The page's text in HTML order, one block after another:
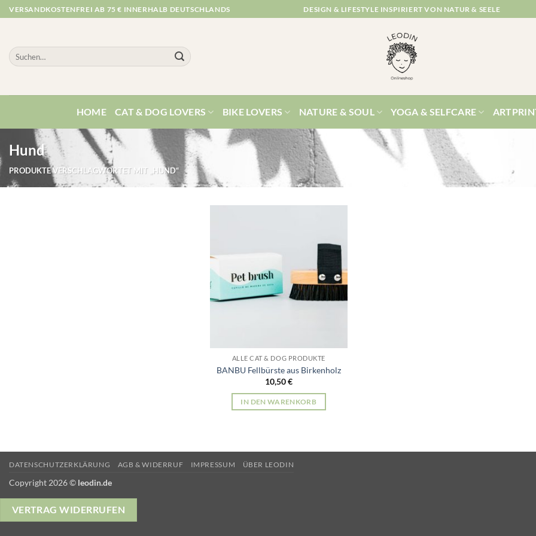
Zum
Inhalt
VERSANDKOSTENFREI AB 75 € INNERHALB DEUTSCHLANDS DESIGN & LIFESTYLE INSPIRIERT VON NATUR & SEELE
Suchen
nach:
HOME CAT & DOG LOVERS BIKE LOVERS NATURE & SOUL YOGA & SELFCARE
Hund
PRODUKTE VERSCHLAGWORTET MIT „HUND“
ALLE CAT & DOG PRODUKTE
BANBU Fellbürste aus Birkenholz
10,50€
IN DEN WARENKORB
DATENSCHUTZERKLÄRUNG AGB & WIDERRUF IMPRESSUM ÜBER LEODIN
Copyright 2026 © leodin.de
VERTRAG WIDERRUFEN